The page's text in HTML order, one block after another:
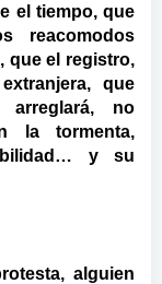
el tiempo, que
reacomodos
que el registro,
que
no
la tormenta,
y su
alguien